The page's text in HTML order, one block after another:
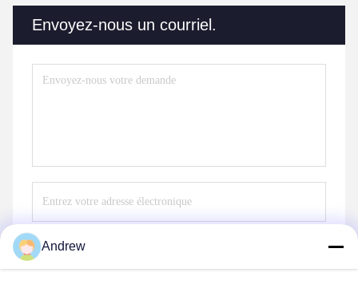
Envoyez-nous un courriel.
Envoyer
Andrew